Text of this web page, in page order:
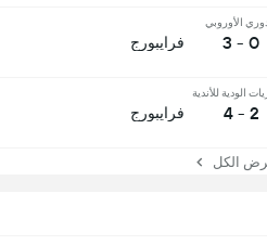
الأوروبي
0 - 3 فرايبورج
الودية للأندية
2 - 4 فرايبورج
الكل